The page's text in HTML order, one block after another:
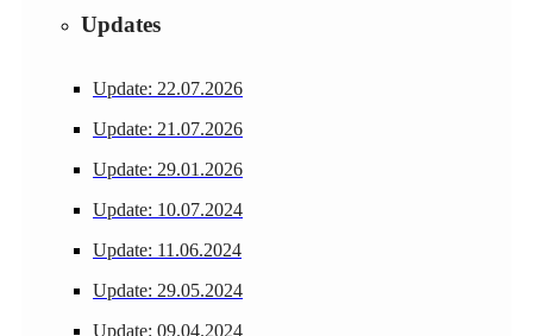
Updates
Update: 22.07.2026
Update: 21.07.2026
Update: 29.01.2026
Update: 10.07.2024
Update: 11.06.2024
Update: 29.05.2024
Update: 09.04.2024